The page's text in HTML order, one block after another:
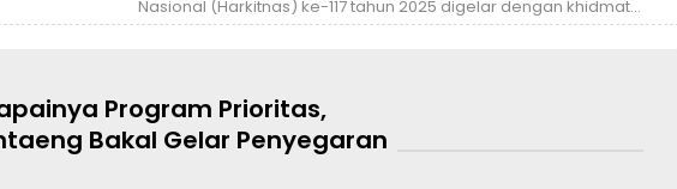
Nasional (Harkitnas) ke-117 tahun 2025 digelar dengan khidmat…
Program Prioritas,
Bakal Gelar Penyegaran